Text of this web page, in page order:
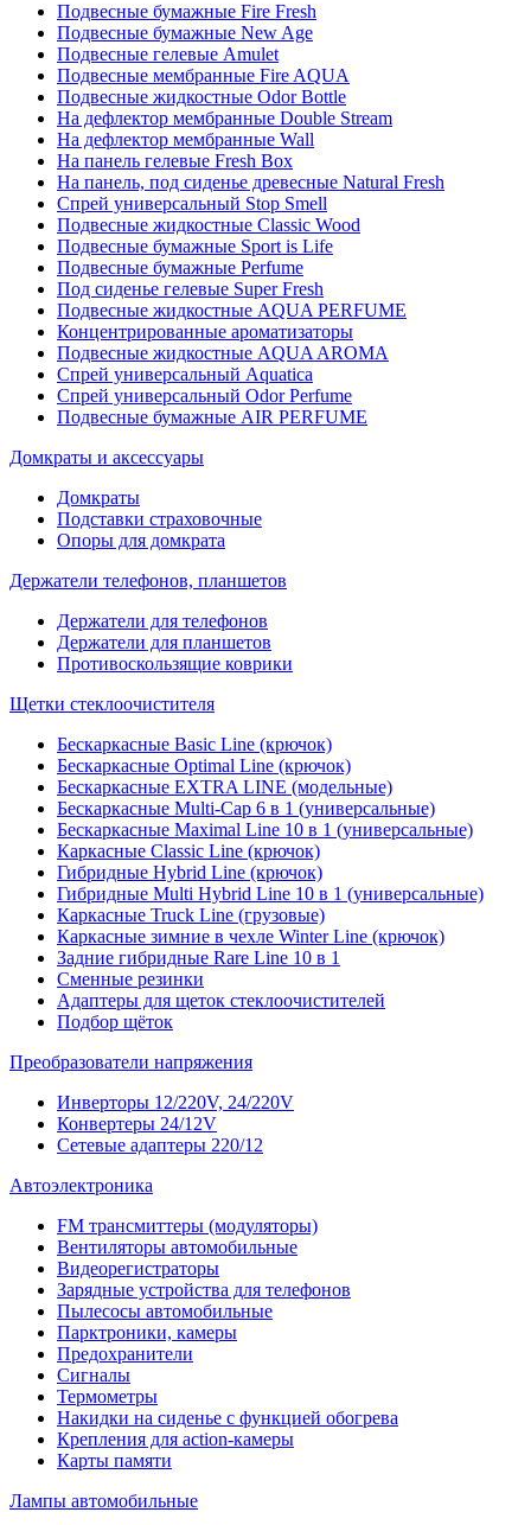
Подвесные бумажные Fire Fresh
Подвесные бумажные New Age
Подвесные гелевые Amulet
Подвесные мембранные Fire AQUA
Подвесные жидкостные Odor Bottle
На дефлектор мембранные Double Stream
На дефлектор мембранные Wall
На панель гелевые Fresh Box
На панель, под сиденье древесные Natural Fresh
Спрей универсальный Stop Smell
Подвесные жидкостные Classic Wood
Подвесные бумажные Sport is Life
Подвесные бумажные Perfume
Под сиденье гелевые Super Fresh
Подвесные жидкостные AQUA PERFUME
Концентрированные ароматизаторы
Подвесные жидкостные AQUA AROMA
Спрей универсальный Aquatica
Спрей универсальный Odor Perfume
Подвесные бумажные AIR PERFUME
Домкраты и аксессуары
Домкраты
Подставки страховочные
Опоры для домкрата
Держатели телефонов, планшетов
Держатели для телефонов
Держатели для планшетов
Противоскользящие коврики
Щетки стеклоочистителя
Бескаркасные Basic Line (крючок)
Бескаркасные Optimal Line (крючок)
Бескаркасные EXTRA LINE (модельные)
Бескаркасные Multi-Cap 6 в 1 (универсальные)
Бескаркасные Maximal Line 10 в 1 (универсальные)
Каркасные Classic Line (крючок)
Гибридные Hybrid Line (крючок)
Гибридные Multi Hybrid Line 10 в 1 (универсальные)
Каркасные Truck Line (грузовые)
Каркасные зимние в чехле Winter Line (крючок)
Задние гибридные Rare Line 10 в 1
Сменные резинки
Адаптеры для щеток стеклоочистителей
Подбор щёток
Преобразователи напряжения
Инверторы 12/220V, 24/220V
Конвертеры 24/12V
Сетевые адаптеры 220/12
Автоэлектроника
FM трансмиттеры (модуляторы)
Вентиляторы автомобильные
Видеорегистраторы
Зарядные устройства для телефонов
Пылесосы автомобильные
Парктроники, камеры
Предохранители
Сигналы
Термометры
Накидки на сиденье с функцией обогрева
Крепления для action-камеры
Карты памяти
Лампы автомобильные